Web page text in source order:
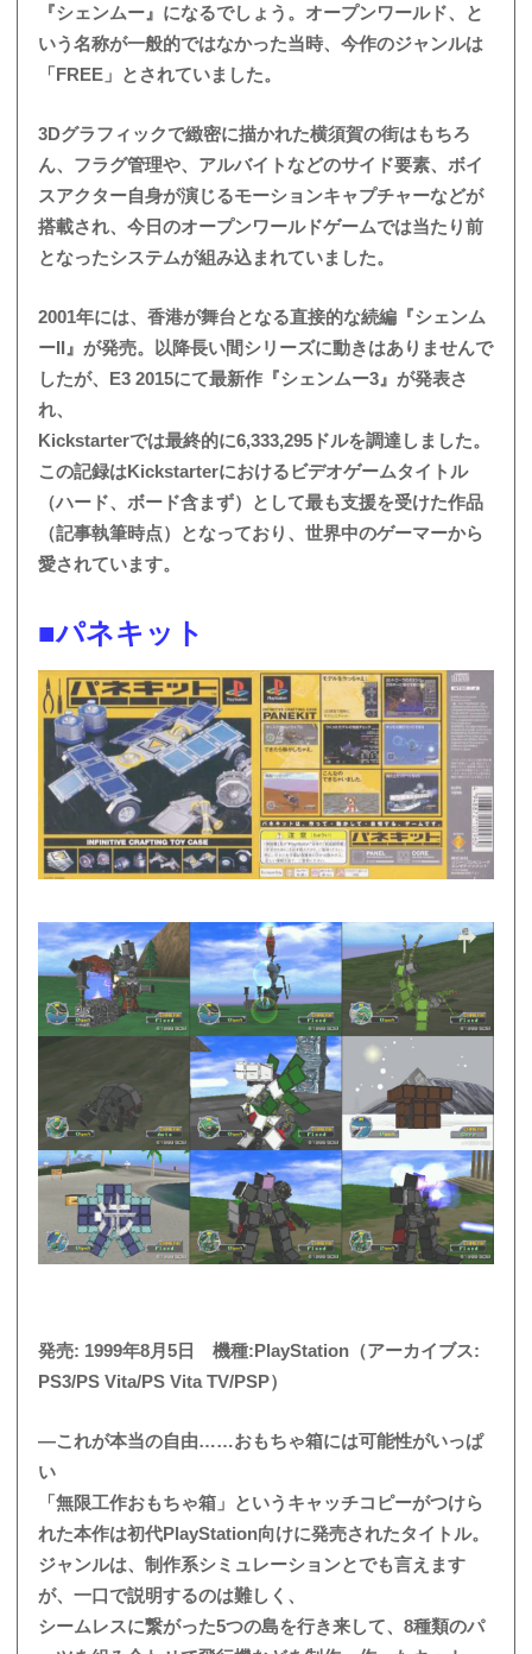
『シェンムー』になるでしょう。オープンワールド、と
いう名称が一般的ではなかった当時、今作のジャンルは
「FREE」とされていました。
3Dグラフィックで緻密に描かれた横須賀の街はもちろ
ん、フラグ管理や、アルバイトなどのサイド要素、ボイ
スアクター自身が演じるモーションキャプチャーなどが
搭載され、今日のオープンワールドゲームでは当たり前
となったシステムが組み込まれていました。
2001年には、香港が舞台となる直接的な続編『シェンム
ーII』が発売。以降長い間シリーズに動きはありませんで
したが、E3 2015にて最新作『シェンムー3』が発表さ
れ、
Kickstarterでは最終的に6,333,295ドルを調達しました。
この記録はKickstarterにおけるビデオゲームタイトル
（ハード、ボード含まず）として最も支援を受けた作品
（記事執筆時点）となっており、世界中のゲーマーから
愛されています。
■パネキット
発売: 1999年8月5日 機種:PlayStation（アーカイブス:
PS3/PS Vita/PS Vita TV/PSP）
―これが本当の自由……おもちゃ箱には可能性がいっぱ
い
「無限工作おもちゃ箱」というキャッチコピーがつけら
れた本作は初代PlayStation向けに発売されたタイトル。
ジャンルは、制作系シミュレーションとでも言えます
が、一口で説明するのは難しく、
シームレスに繋がった5つの島を行き来して、8種類のパ